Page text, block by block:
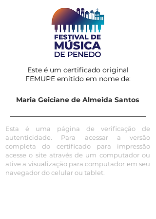
Este é um certificado original
FEMUPE emitido em nome de:
Maria Geiciane de Almeida Santos
Esta é uma página de verificação de
autenticidade. Para acessar a versão
completa do certificado para impressão
acesse o site através de um computador ou
ative a visualização para computador em seu
navegador do celular ou tablet.